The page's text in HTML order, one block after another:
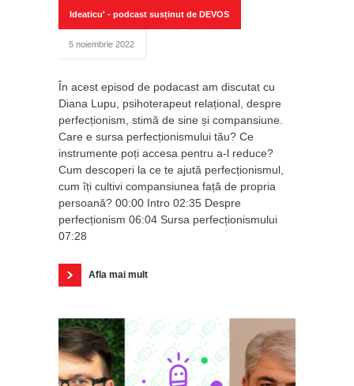
Ideaticu' - podcast susținut de DEVOS
5 noiembrie 2022
În acest episod de podacast am discutat cu
Diana Lupu, psihoterapeut relațional, despre
perfecționism, stimă de sine și compansiune.
Care e sursa perfecționismului tău? Ce
instrumente poți accesa pentru a-l reduce?
Cum descoperi la ce te ajută perfecționismul,
cum îți cultivi compansiunea față de propria
persoană? 00:00 Intro 02:35 Despre
perfecționism 06:04 Sursa perfecționismului
07:28
Afla mai mult